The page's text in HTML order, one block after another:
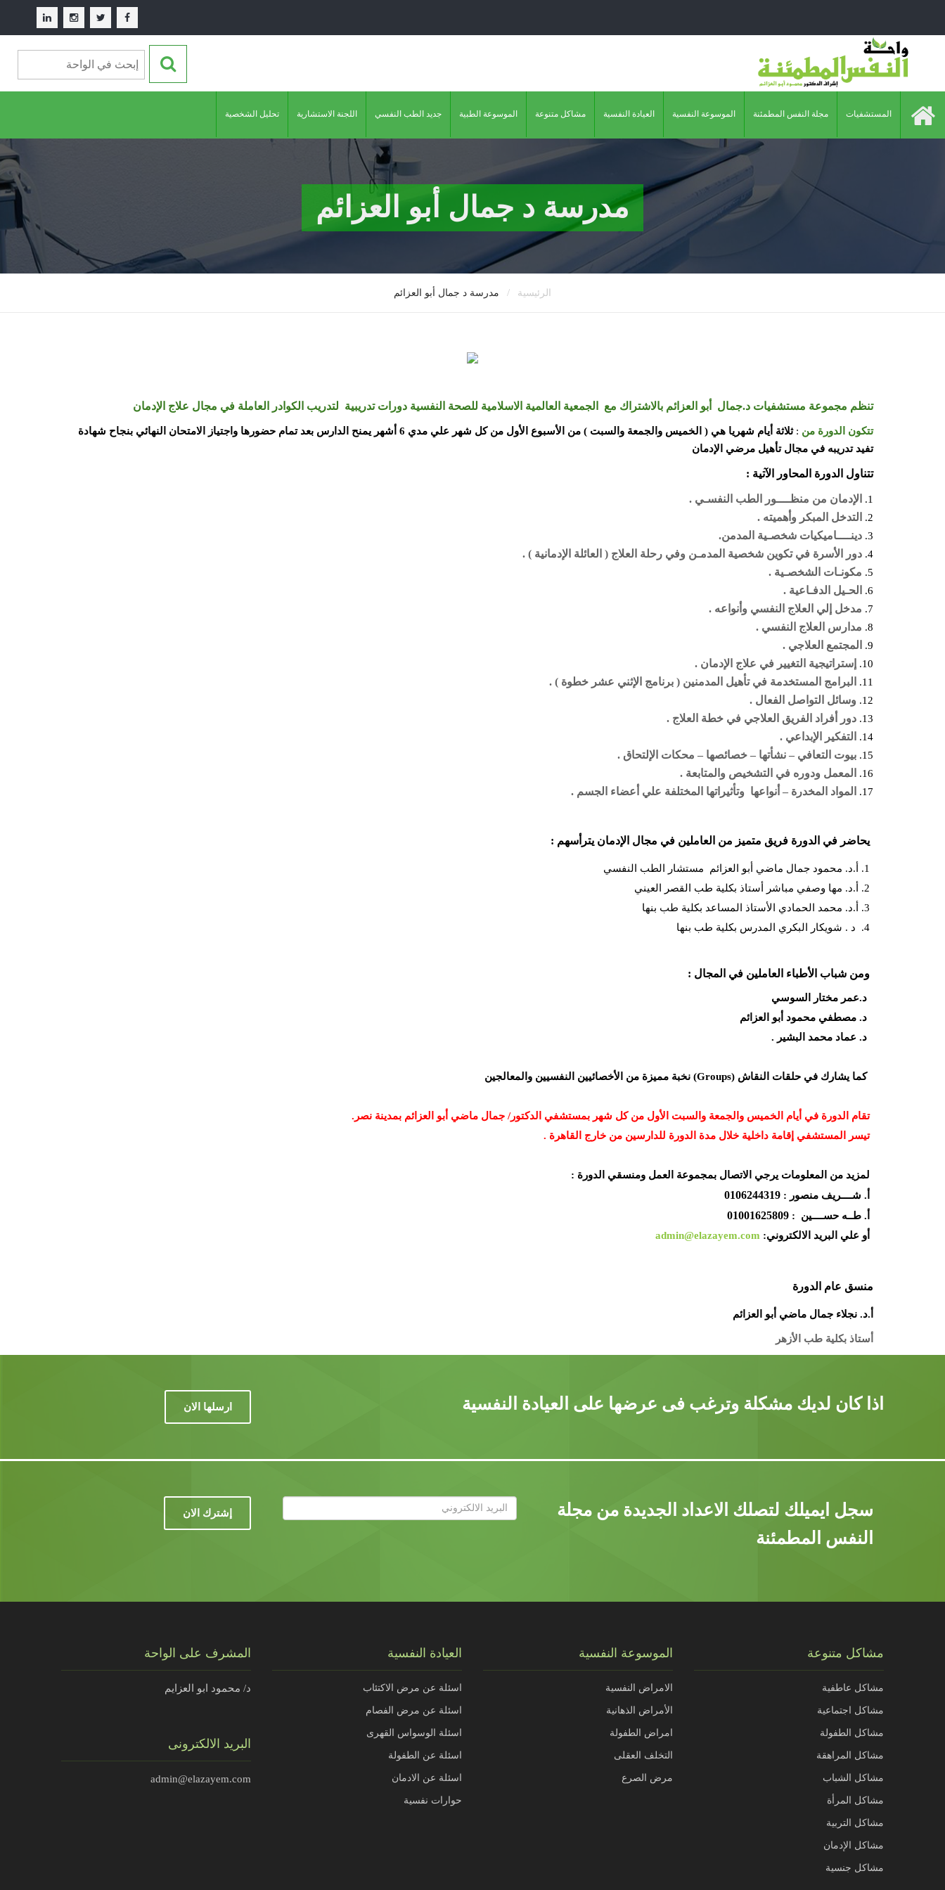
المستشفيات مجلة النفس المطمئنة الموسوعة النفسية العيادة النفسية مشاكل متنوعة الموسوعة الطبية جديد الطب النفسي اللجنة الاستشارية تحليل الشخصية
مدرسة د جمال أبو العزائم
الرئيسية / مدرسة د جمال أبو العزائم
تنظم مجموعة مستشفيات د.جمال أبو العزائم بالاشتراك مع الجمعية العالمية الاسلامية للصحة النفسية دورات تدريبية لتدريب الكوادر العاملة في مجال علاج الإدمان
تتكون الدورة من :
ثلاثة أيام شهريا هي ( الخميس والجمعة والسبت ) من الأسبوع الأول من كل شهر علي مدي 6 أشهر يمنح الدارس بعد تمام حضورها واجتياز الامتحان النهائي بنجاح شهادة
تفيد تدريبه في مجال تأهيل مرضي الإدمان
تتناول الدورة المحاور الآتية :
الإدمان من منظــــور الطب النفسـي .
التدخل المبكر وأهميته .
دينــــاميكيات شخصـية المدمن.
دور الأسرة في تكوين شخصية المدمـن وفي رحلة العلاج ( العائلة الإدمانية ) .
مكونـات الشخصـية .
الحـيل الدفـاعية .
مدخل إلي العلاج النفسي وأنواعه .
مدارس العلاج النفسي .
المجتمع العلاجي .
إستراتيجية التغيير في علاج الإدمان .
البرامج المستخدمة في تأهيل المدمنين ( برنامج الإثني عشر خطوة ) .
وسائل التواصل الفعال .
دور أفراد الفريق العلاجي في خطة العلاج .
التفكير الإبداعي .
بيوت التعافي – نشأتها – خصائصها – محكات الإلتحاق .
المعمل ودوره في التشخيص والمتابعة .
المواد المخدرة – أنواعها وتأثيراتها المختلفة علي أعضاء الجسم .
يحاضر في الدورة فريق متميز من العاملين في مجال الإدمان يترأسهم :
أ.د. محمود جمال ماضي أبو العزائم مستشار الطب النفسي
أ.د. مها وصفي مباشر أستاذ بكلية طب القصر العيني
أ.د. محمد الحمادي الأستاذ المساعد بكلية طب بنها
د . شويكار البكري المدرس بكلية طب بنها
ومن شباب الأطباء العاملين في المجال :
د.عمر مختار السوسي
د. مصطفي محمود أبو العزائم
د. عماد محمد البشير .
كما يشارك في حلقات النقاش (Groups) نخبة مميزة من الأخصائيين النفسيين والمعالجين
تقام الدورة في أيام الخميس والجمعة والسبت الأول من كل شهر بمستشفي الدكتور/ جمال ماضي أبو العزائم بمدينة نصر.
تيسر المستشفي إقامة داخلية خلال مدة الدورة للدارسين من خارج القاهرة .
لمزيد من المعلومات يرجي الاتصال بمجموعة العمل ومنسقي الدورة :
أ. شــــريف منصور :
0106244319
أ. طــه حســــين :
01001625809
أو علي البريد الالكتروني: admin@elazayem.com
منسق عام الدورة
أ.د. نجلاء جمال ماضي أبو العزائم
أستاذ بكلية طب الأزهر
اذا كان لديك مشكلة وترغب فى عرضها على العيادة النفسية ارسلها الان
سجل ايميلك لتصلك الاعداد الجديدة من مجلة
النفس المطمئنة
إشترك الان
مشاكل متنوعة
مشاكل عاطفية
مشاكل اجتماعية
مشاكل الطفولة
مشاكل المراهقة
مشاكل الشباب
مشاكل المرأة
مشاكل التربية
مشاكل الإدمان
مشاكل جنسية
الموسوعة النفسية
الامراض النفسية
الأمراض الذهانية
امراض الطفولة
التخلف العقلى
مرض الصرع
العيادة النفسية
اسئلة عن مرض الاكتئاب
اسئلة عن مرض الفصام
اسئلة الوسواس القهرى
اسئلة عن الطفولة
اسئلة عن الادمان
حوارات نفسية
المشرف على الواحة
د/ محمود ابو العزايم
البريد الالكترونى
admin@elazayem.com